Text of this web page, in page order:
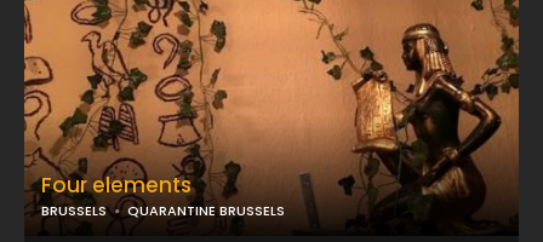
Four elements
BRUSSELS QUARANTINE BRUSSELS